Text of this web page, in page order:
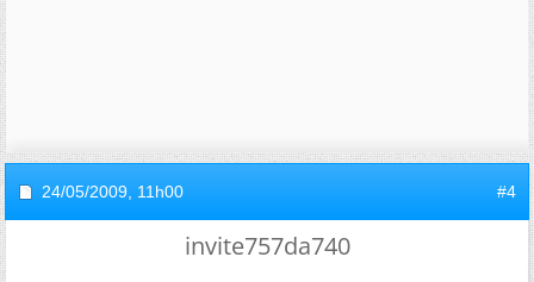
24/05/2009, 11h00 #4
invite757da740